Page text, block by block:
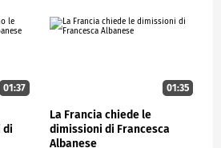
palestinesi occupati, a
01:37
di
01:35
La Francia chiede le
dimissioni di Francesca
Albanese